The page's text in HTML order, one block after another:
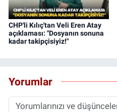
CHP'li Kılıç'tan Veli Eren Atay
açıklaması: "Dosyanın sonuna
kadar takipçisiyiz!"
Yorumlar